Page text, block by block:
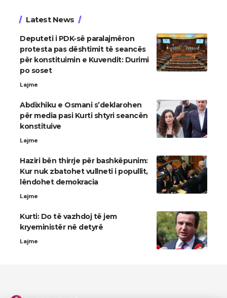
Latest News
Deputeti i PDK-së paralajmëron
protesta pas dështimit të seancës
për konstituimin e Kuvendit: Durimi
po soset
Lajme
Abdixhiku e Osmani s’deklarohen
për media pasi Kurti shtyri seancën
konstituive
Lajme
Haziri bën thirrje për bashkëpunim:
Kur nuk zbatohet vullneti i popullit,
lëndohet demokracia
Lajme
Kurti: Do të vazhdoj të jem
kryeministër në detyrë
Lajme